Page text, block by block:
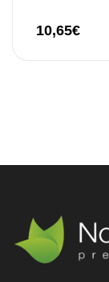
10,65€